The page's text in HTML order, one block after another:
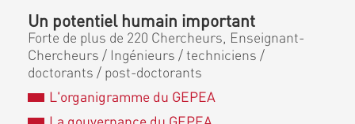
Un potentiel humain important
Forte de plus de 220 Chercheurs, Enseignant-
Chercheurs / Ingénieurs / techniciens /
doctorants / post-doctorants
L'organigramme du GEPEA